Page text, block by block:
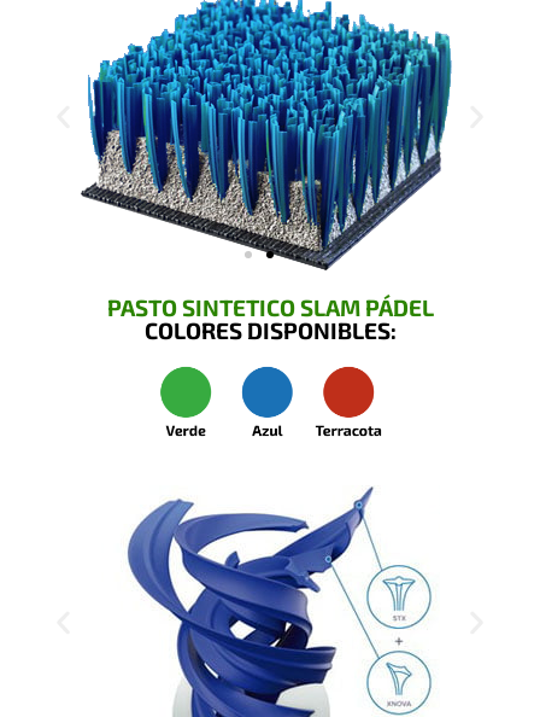
PASTO SINTETICO SLAM PÁDEL
COLORES DISPONIBLES: